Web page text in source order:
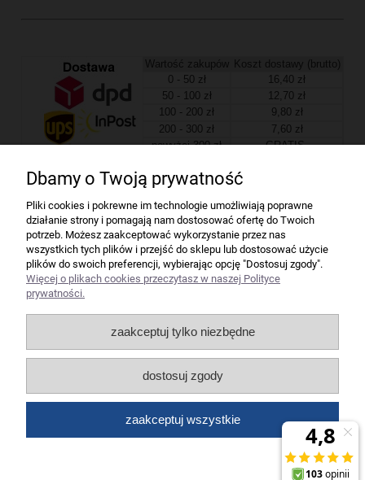
Wartość zakupów Koszt dostawy (brutto)
0 - 50 zł
16,40 zł
50 - 100 zł
12,70 zł
100 - 200 zł
9,80 zł
200 - 300 zł
7,60 zł
powyżej 300 zł
GRATIS
Firma
Bindownice wg producentów
Niszczarki wg producentów
Liczarki pieniędzy
Wszelkie prawa zastrzeżone dla artykuły biurowe Koneser.
Dbamy o Twoją prywatność
Pliki cookies i pokrewne im technologie umożliwiają poprawne
działanie strony i pomagają nam dostosować ofertę do Twoich
potrzeb. Możesz zaakceptować wykorzystanie przez nas
wszystkich tych plików i przejść do sklepu lub dostosować użycie
plików do swoich preferencji, wybierając opcję "Dostosuj zgody".
Więcej o plikach cookies przeczytasz w naszej Polityce
prywatności.
zaakceptuj tylko niezbędne
dostosuj zgody
zaakceptuj wszystkie